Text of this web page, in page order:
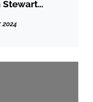
Stewart
2024